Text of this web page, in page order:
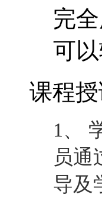
完
可
课程
1、
员通
导及